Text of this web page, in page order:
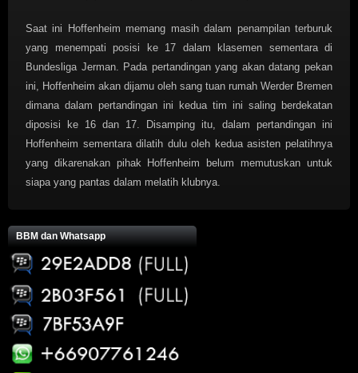
Saat ini Hoffenheim memang masih dalam penampilan terburuk
yang menempati posisi ke 17 dalam klasemen sementara di
Bundesliga Jerman. Pada pertandingan yang akan datang pekan
ini, Hoffenheim akan dijamu oleh sang tuan rumah Werder Bremen
dimana dalam pertandingan ini kedua tim ini saling berdekatan
diposisi ke 16 dan 17. Disamping itu, dalam pertandingan ini
Hoffenheim sementara dilatih dulu oleh kedua asisten pelatihnya
yang dikarenakan pihak Hoffenheim belum memutuskan untuk
siapa yang pantas dalam melatih klubnya.
BBM dan Whatsapp